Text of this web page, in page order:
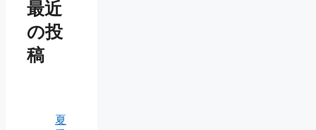
最近
の投
稿
夏